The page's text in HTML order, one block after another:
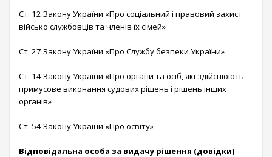
Ст. 12 Закону України «Про соціальний і правовий захист
військо службовців та членів їх сімей»
Ст. 27 Закону України «Про Службу безпеки України»
Ст. 14 Закону України «Про органи та осіб, які здійснюють
примусове виконання судових рішень і рішень інших
органів»
Ст. 54 Закону України «Про освіту»
Відповідальна особа за видачу рішення (довідки)